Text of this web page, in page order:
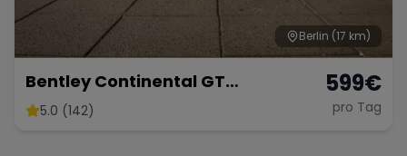
Berlin (17 km)
Bentley Continental GT
Sportwagen Coupe mieten
5.0 (142)
599€
pro Tag